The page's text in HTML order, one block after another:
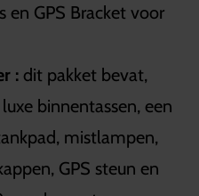
GPS Bracket voor
: dit pakket bevat,
binnentassen, een
mistlampen,
GPS steun en